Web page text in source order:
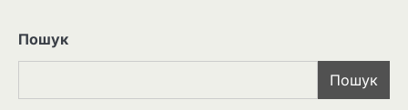
Пошук
Пошук